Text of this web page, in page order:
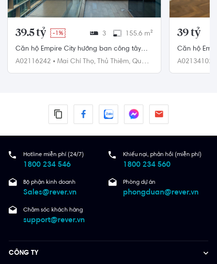
39.5 tỷ -1% 3 155.6 m²
Căn hộ Empire City hướng ban công tây
nam nội thất cơ bản diện tích 155.6m²
A02116242 • Mai Chí Thọ, Thủ Thiêm, Quận
39 tỷ
Căn hộ
tích 158m²
A02134102
Hotline miễn phí (24/7)
1800 234 546
Khiếu nại, phản hồi (miễn phí)
1800 234 560
Bộ phận kinh doanh
Sales@rever.vn
Phòng dự án
phongduan@rever.vn
Chăm sóc khách hàng
support@rever.vn
CÔNG TY